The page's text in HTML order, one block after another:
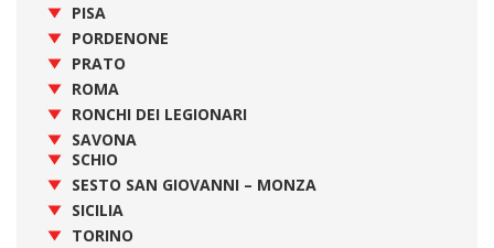
PISA
PORDENONE
PRATO
ROMA
RONCHI DEI LEGIONARI
SAVONA
SCHIO
SESTO SAN GIOVANNI – MONZA
SICILIA
TORINO